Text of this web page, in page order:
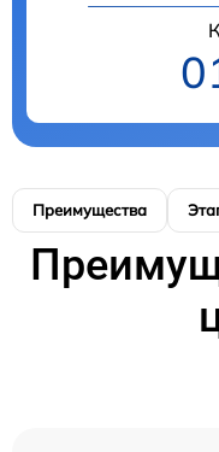
Преимущества